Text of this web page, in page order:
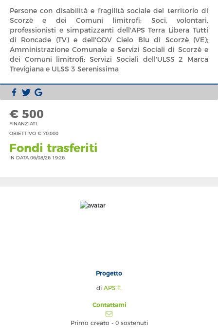
Persone con disabilità e fragilità sociale del territorio di
Scorzè e dei Comuni limitrofi; Soci, volontari,
professionisti e simpatizzanti dell'APS Terra Libera Tutti
di Roncade (TV) e dell'ODV Cielo Blu di Scorzè (VE);
Amministrazione Comunale e Servizi Sociali di Scorzè e
dei Comuni limitrofi; Servizi Sociali dell'ULSS 2 Marca
Trevigiana e ULSS 3 Serenissima
€ 500
FINANZIATI.
OBIETTIVO € 70.000
Fondi trasferiti
IN DATA 06/08/26 19:26
Progetto
di APS T.
Contattami
Primo creato - 0 sostenuti